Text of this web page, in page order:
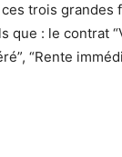
trois grandes
: le contrat
“Rente